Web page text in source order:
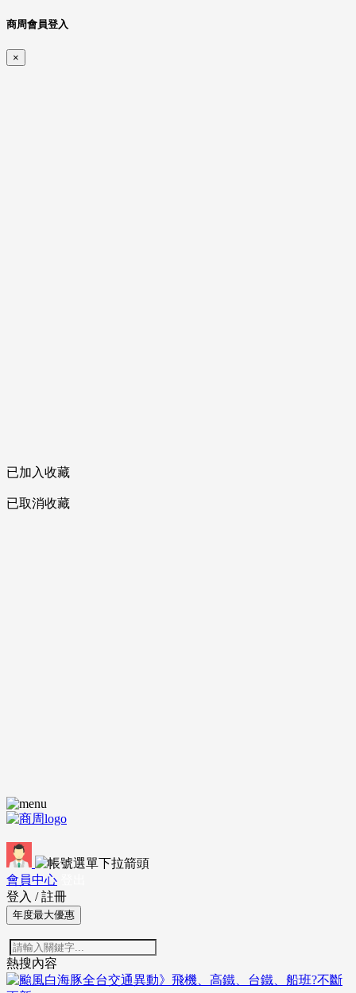
商周會員登入
×
已加入收藏
已取消收藏
會員中心
登入 / 註冊
年度最大優惠
熱搜內容